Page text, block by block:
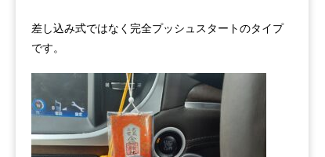
差し込み式ではなく完全プッシュスタートのタイプ
です。